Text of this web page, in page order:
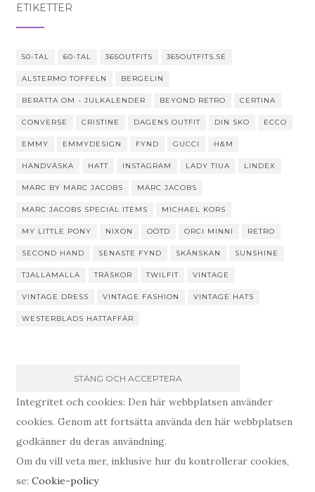
ETIKETTER
50-TAL 60-TAL 365OUTFITS 365OUTFITS.SE
ALSTERMO TOFFELN BERGELIN
BERÄTTA OM - JULKALENDER BEYOND RETRO CERTINA
CONVERSE CRISTINE DAGENS OUTFIT DIN SKO ECCO
EMMY EMMYDESIGN FYND GUCCI H&M
HANDVÄSKA HATT INSTAGRAM LADY TIUA LINDEX
MARC BY MARC JACOBS MARC JACOBS
MARC JACOBS SPECIAL ITEMS MICHAEL KORS
MY LITTLE PONY NIXON OOTD ORCI MINNI RETRO
SECOND HAND SENASTE FYND SKÅNSKAN SUNSHINE
TJALLAMALLA TRÄSKOR TWILFIT VINTAGE
VINTAGE DRESS VINTAGE FASHION VINTAGE HATS
WESTERBLADS HATTAFFÄR
Integritet och cookies: Den här webbplatsen använder
cookies. Genom att fortsätta använda den här webbplatsen
godkänner du deras användning.
Om du vill veta mer, inklusive hur du kontrollerar cookies,
se: Cookie-policy